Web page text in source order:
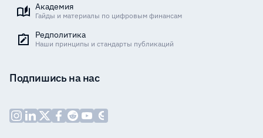
Академия
Гайды и материалы по цифровым финансам
Редполитика
Наши принципы и стандарты публикаций
Подпишись на нас